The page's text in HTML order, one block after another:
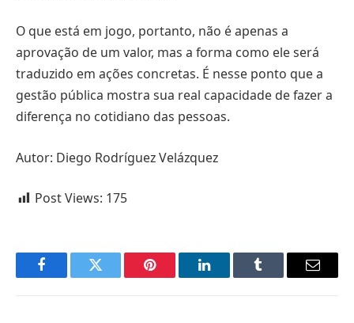
O que está em jogo, portanto, não é apenas a
aprovação de um valor, mas a forma como ele será
traduzido em ações concretas. É nesse ponto que a
gestão pública mostra sua real capacidade de fazer a
diferença no cotidiano das pessoas.
Autor: Diego Rodríguez Velázquez
Post Views: 175
FacebookTwitter Pinterest LinkedInTumblr Email